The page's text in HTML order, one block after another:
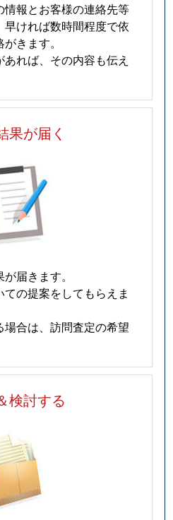
報とお客様の連絡先等
早ければ数時間程度で依
きます。
れば、その内容も伝え
果が届く
届きます。
の提案をしてもらえま
合は、訪問査定の希望
検討する